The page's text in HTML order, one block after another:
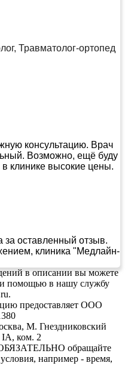
Травматолог-ортопед
консультацию. Врач
Возможно, ещё буду
клинике высокие цены.
оставленный отзыв.
клиника "Медлайн-
в описании вы можете
и помощью в нашу службу
предоставляет ООО
М. Гнездниковский
IA, ком. 2
обращайте
например - время,